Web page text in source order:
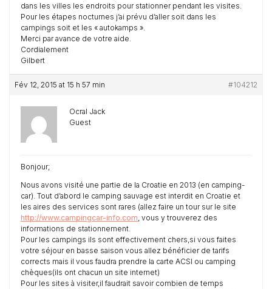
dans les villes les endroits pour stationner pendant les visites.
Pour les étapes nocturnes j’ai prévu d’aller soit dans les
campings soit et les « autokamps ».
Merci par avance de votre aide.
Cordialement
Gilbert
Fév 12, 2015 at 15 h 57 min #104212
Ocral Jack
Guest
Bonjour;
Nous avons visité une partie de la Croatie en 2013 (en camping-
car). Tout d’abord le camping sauvage est interdit en Croatie et
les aires des services sont rares (allez faire un tour sur le site
http://www.campingcar-info.com, vous y trouverez des
informations de stationnement.
Pour les campings ils sont effectivement chers,si vous faites
votre séjour en basse saison vous allez bénéficier de tarifs
corrects mais il vous faudra prendre la carte ACSI ou camping
chèques(ils ont chacun un site internet)
Pour les sites à visiter,il faudrait savoir combien de temps